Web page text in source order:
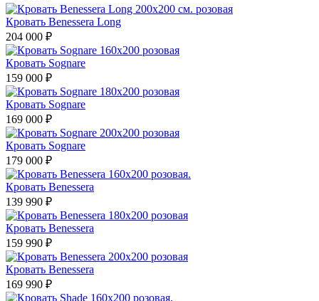
Кровать Benessera Long
204 000 ₽
Кровать Sognare
159 000 ₽
Кровать Sognare
169 000 ₽
Кровать Sognare
179 000 ₽
Кровать Benessera
139 990 ₽
Кровать Benessera
159 990 ₽
Кровать Benessera
169 990 ₽